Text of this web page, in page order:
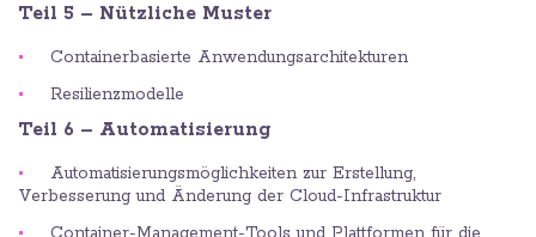
Teil 5 – Nützliche Muster
Containerbasierte Anwendungsarchitekturen
Resilienzmodelle
Teil 6 – Automatisierung
Automatisierungsmöglichkeiten zur Erstellung,
Verbesserung und Änderung der Cloud-Infrastruktur